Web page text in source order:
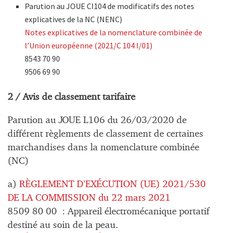
Parution au JOUE CI104 de modificatifs des notes
explicatives de la NC (NENC)
Notes explicatives de la nomenclature combinée de
l’Union européenne (2021/C 104 I/01)
8543 70 90
9506 69 90
2 / Avis de classement tarifaire
Parution au JOUE L106 du 26/03/2020 de
différent règlements de classement de certaines
marchandises dans la nomenclature combinée
(NC)
a) RÈGLEMENT D’EXÉCUTION (UE) 2021/530
DE LA COMMISSION du 22 mars 2021
8509 80 00 : Appareil électromécanique portatif
destiné au soin de la peau.